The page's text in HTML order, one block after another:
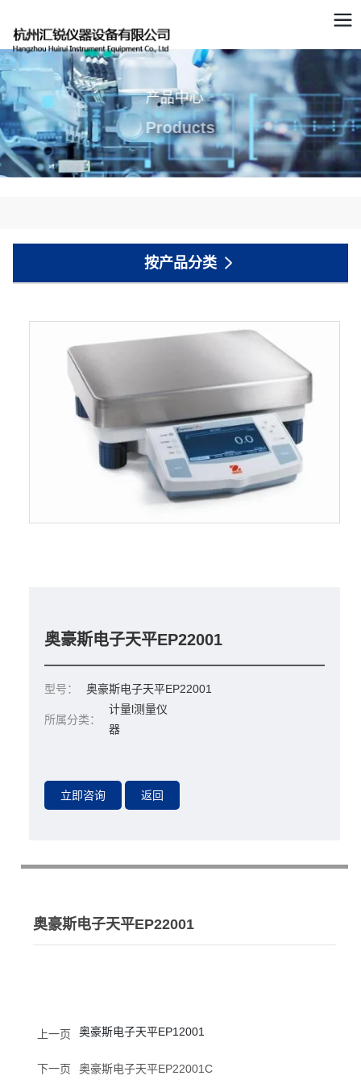
产品中心
Products
按产品分类
奥豪斯电子天平EP22001
型号： 奥豪斯电子天平EP22001
所属分类：
计量l测量仪
器
奥豪斯电子天平EP22001
上一页 奥豪斯电子天平EP12001
下一页 奥豪斯电子天平EP22001C